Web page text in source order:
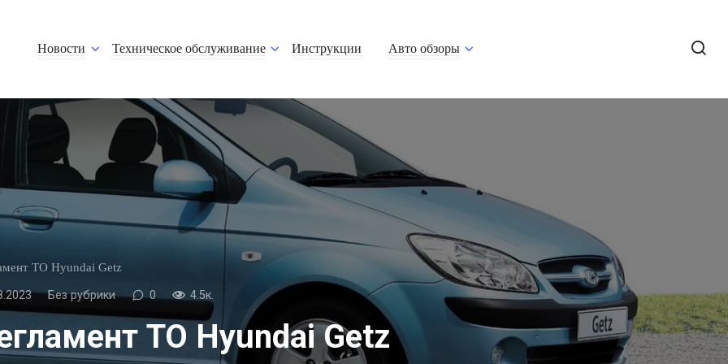
Новости Техническое обслуживание Инструкции Авто обзоры
ТО Hyundai Getz
Без рубрики 0 4.5к.
ТО Hyundai Getz